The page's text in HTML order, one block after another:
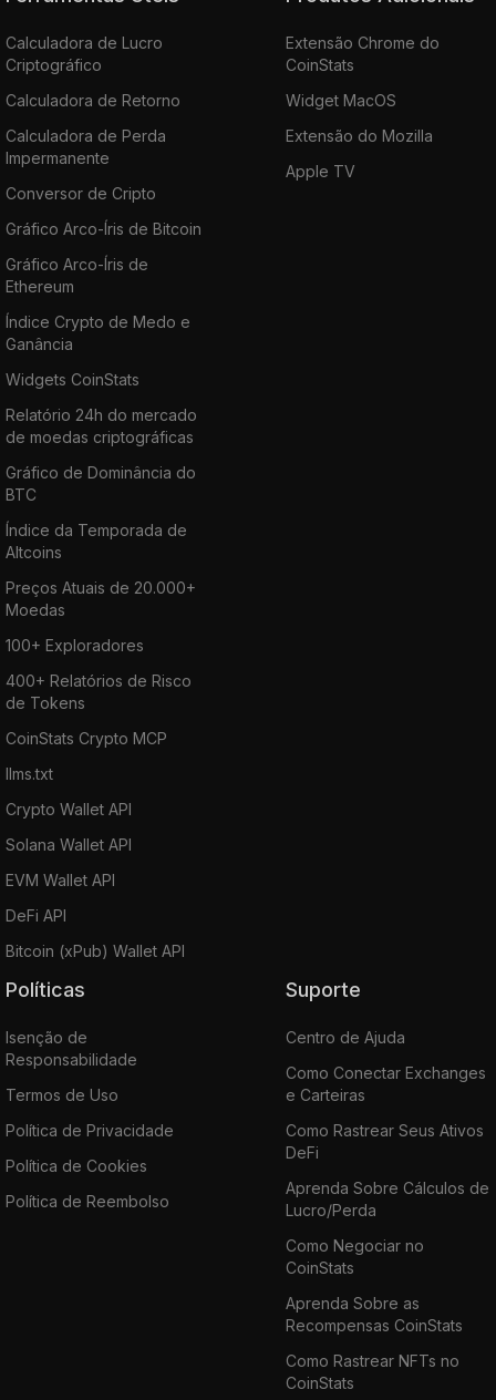
Calculadora de Lucro
Criptográfico
Calculadora de Retorno
Calculadora de Perda
Impermanente
Conversor de Cripto
Gráfico Arco-Íris de Bitcoin
Gráfico Arco-Íris de
Ethereum
Índice Crypto de Medo e
Ganância
Widgets CoinStats
Relatório 24h do mercado
de moedas criptográficas
Gráfico de Dominância do
BTC
Índice da Temporada de
Altcoins
Preços Atuais de 20.000+
Moedas
100+ Exploradores
400+ Relatórios de Risco
de Tokens
CoinStats Crypto MCP
llms.txt
Crypto Wallet API
Solana Wallet API
EVM Wallet API
DeFi API
Bitcoin (xPub) Wallet API
Extensão Chrome do
CoinStats
Widget MacOS
Extensão do Mozilla
Apple TV
Políticas
Isenção de
Responsabilidade
Termos de Uso
Política de Privacidade
Política de Cookies
Política de Reembolso
Suporte
Centro de Ajuda
Como Conectar Exchanges
e Carteiras
Como Rastrear Seus Ativos
DeFi
Aprenda Sobre Cálculos de
Lucro/Perda
Como Negociar no
CoinStats
Aprenda Sobre as
Recompensas CoinStats
Como Rastrear NFTs no
CoinStats